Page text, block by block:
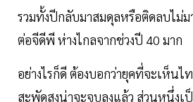
รวมทั้งปีกลับมาสมดุลหรือติดลบไม่ม
ต่อจีดีพี ห่างไกลจากช่วงปี 40 มาก
อย่างไรก็ดี ต้องบอกว่ายุคที่จะเห็น
สะพัดสูงน่าจะจบลงแล้ว ส่วนหนึ่งเ